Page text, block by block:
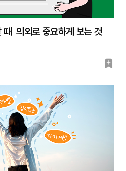
때 의외로 중요하게 보는 것
북